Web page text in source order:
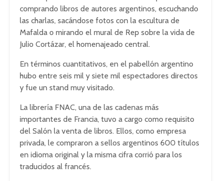
comprando libros de autores argentinos, escuchando
las charlas, sacándose fotos con la escultura de
Mafalda o mirando el mural de Rep sobre la vida de
Julio Cortázar, el homenajeado central.
En términos cuantitativos, en el pabellón argentino
hubo entre seis mil y siete mil espectadores directos
y fue un stand muy visitado.
La librería FNAC, una de las cadenas más
importantes de Francia, tuvo a cargo como requisito
del Salón la venta de libros. Ellos, como empresa
privada, le compraron a sellos argentinos 600 títulos
en idioma original y la misma cifra corrió para los
traducidos al francés.